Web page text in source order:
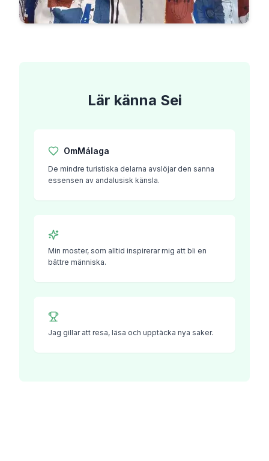
Lär känna Sei
OmMálaga
De mindre turistiska delarna avslöjar den sanna
essensen av andalusisk känsla.
Min moster, som alltid inspirerar mig att bli en
bättre människa.
Jag gillar att resa, läsa och upptäcka nya saker.